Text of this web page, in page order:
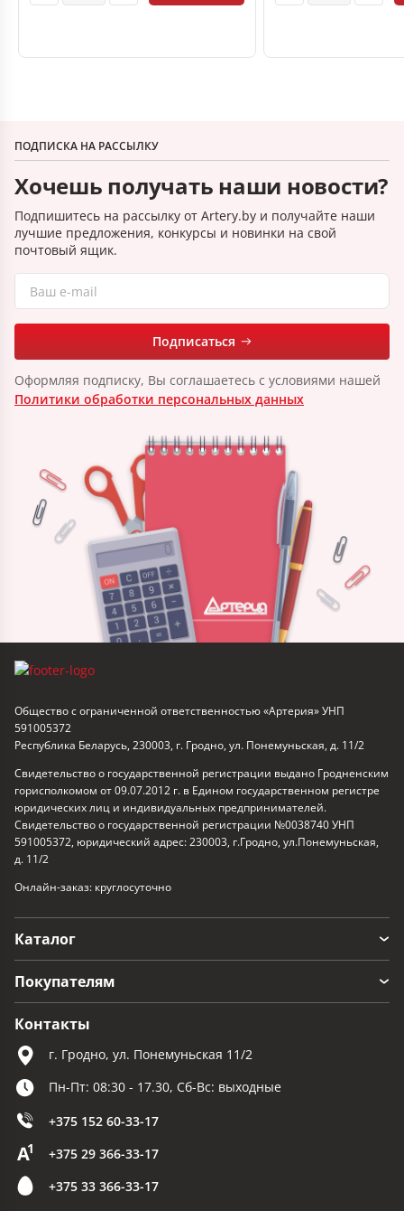
ПОДПИСКА НА РАССЫЛКУ
Хочешь получать наши новости?
Подпишитесь на рассылку от Artery.by и получайте наши
лучшие предложения, конкурсы и новинки на свой
почтовый ящик.
Подписаться
Оформляя подписку, Вы соглашаетесь с условиями нашей
Политики обработки персональных данных
Общество с ограниченной ответственностью «Артерия» УНП
591005372
Республика Беларусь, 230003, г. Гродно, ул. Понемуньская, д. 11/2
Свидетельство о государственной регистрации выдано Гродненским
горисполкомом от 09.07.2012 г. в Едином государственном регистре
юридических лиц и индивидуальных предпринимателей.
Свидетельство о государственной регистрации №0038740 УНП
591005372, юридический адрес: 230003, г.Гродно, ул.Понемуньская,
д. 11/2
Онлайн-заказ: круглосуточно
Каталог
Покупателям
Контакты
г. Гродно, ул. Понемуньская 11/2
Пн-Пт: 08:30 - 17.30, Сб-Вс: выходные
+375 152 60-33-17
+375 29 366-33-17
+375 33 366-33-17